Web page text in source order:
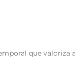
que valoriza